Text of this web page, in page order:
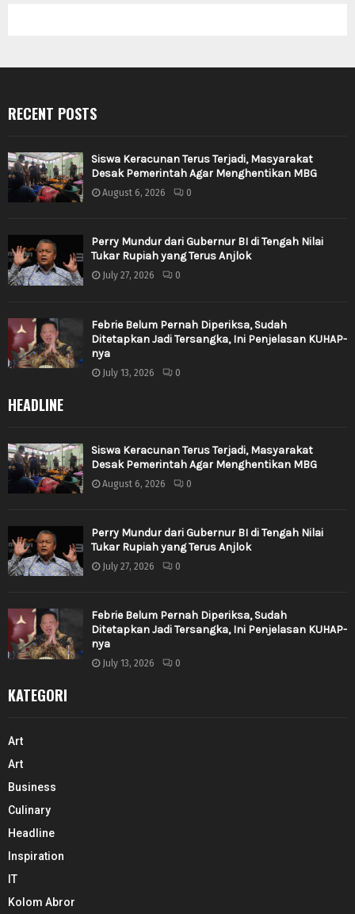
RECENT POSTS
Siswa Keracunan Terus Terjadi, Masyarakat
Desak Pemerintah Agar Menghentikan MBG
August 6, 2026 0
Perry Mundur dari Gubernur BI di Tengah Nilai
Tukar Rupiah yang Terus Anjlok
July 27, 2026 0
Febrie Belum Pernah Diperiksa, Sudah
Ditetapkan Jadi Tersangka, Ini Penjelasan KUHAP-
nya
July 13, 2026 0
HEADLINE
Siswa Keracunan Terus Terjadi, Masyarakat
Desak Pemerintah Agar Menghentikan MBG
August 6, 2026 0
Perry Mundur dari Gubernur BI di Tengah Nilai
Tukar Rupiah yang Terus Anjlok
July 27, 2026 0
Febrie Belum Pernah Diperiksa, Sudah
Ditetapkan Jadi Tersangka, Ini Penjelasan KUHAP-
nya
July 13, 2026 0
KATEGORI
Art
Art
Business
Culinary
Headline
Inspiration
IT
Kolom Abror